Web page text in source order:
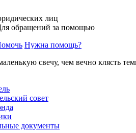
лиц
обращений за помощью
Нужна помощь?
свечу, чем вечно клясть
совет
документы